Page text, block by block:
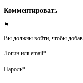
Комментировать
Вы должны войти, чтобы
Логин или email*
Пароль*